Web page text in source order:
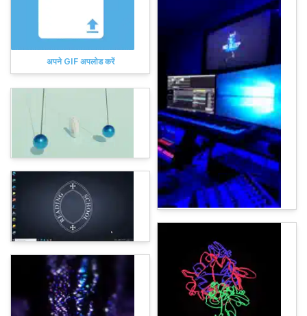
अपने GIF अपलोड करें